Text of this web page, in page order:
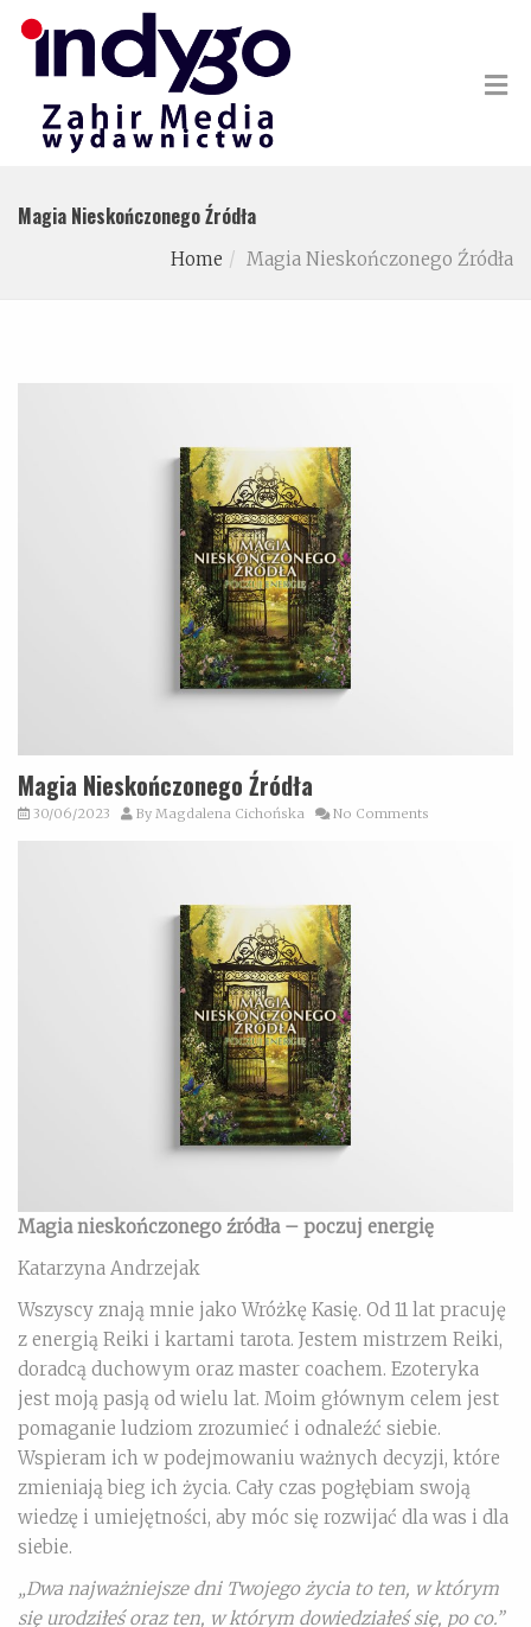
Magia Nieskończonego Źródła
Home Magia Nieskończonego Źródła
Magia Nieskończonego Źródła
30/06/2023 By Magdalena Cichońska No Comments
Magia nieskończonego źródła – poczuj energię
Katarzyna Andrzejak
Wszyscy znają mnie jako Wróżkę Kasię. Od 11 lat pracuję
z energią Reiki i kartami tarota. Jestem mistrzem Reiki,
doradcą duchowym oraz master coachem. Ezoteryka
jest moją pasją od wielu lat. Moim głównym celem jest
pomaganie ludziom zrozumieć i odnaleźć siebie.
Wspieram ich w podejmowaniu ważnych decyzji, które
zmieniają bieg ich życia. Cały czas pogłębiam swoją
wiedzę i umiejętności, aby móc się rozwijać dla was i dla
siebie.
„Dwa najważniejsze dni Twojego życia to ten, w którym
się urodziłeś oraz ten, w którym dowiedziałeś się, po co.”